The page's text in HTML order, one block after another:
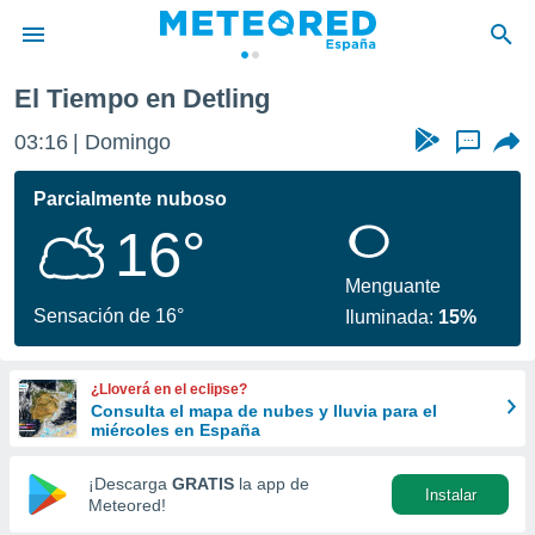
de
por
se
calidad.
a este
las
y
forma
digital
basada
El Tiempo en Detling
03:16 Domingo ...
Parcialmente nuboso
16°
Sensación de 16°
Menguante
Iluminada: 15%
¿Lloverá en el eclipse?
Consulta el mapa de nubes y lluvia para el
miércoles en España
¡Descarga GRATIS la app de
Meteored!
Instalar